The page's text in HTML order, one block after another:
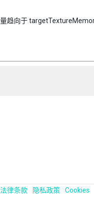
趋向于
法律条款 隐私政策 Cookies